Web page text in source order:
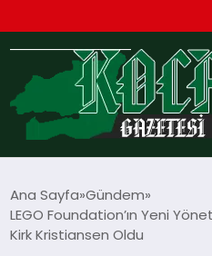
TEKNOLOJI
Ana Sayfa Gündem
LEGO Foundation’ın Yeni
Kirk Kristiansen Oldu